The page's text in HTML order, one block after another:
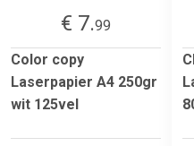
€ 7.99
Color copy
Laserpapier A4 250gr
wit 125vel